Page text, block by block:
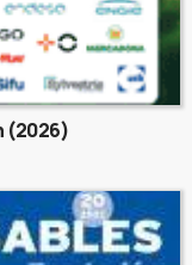
(2026)